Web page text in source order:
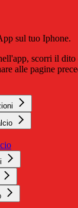
sul tuo Iphone.
scorri il dito
alle pagine